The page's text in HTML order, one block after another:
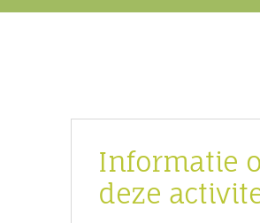
Informatie
deze